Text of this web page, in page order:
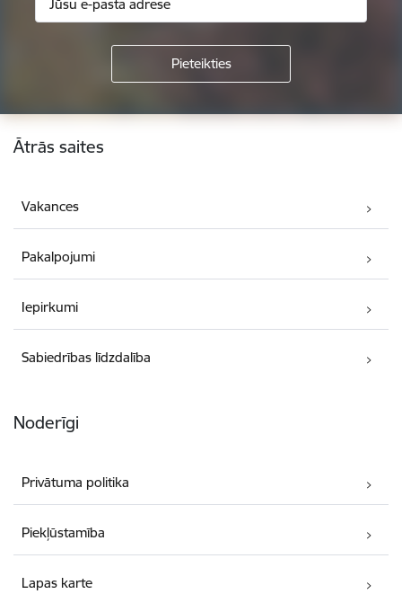
Kājene
Ātrās saites
Vakances
Pakalpojumi
Iepirkumi
Sabiedrības līdzdalība
Noderīgi
Privātuma politika
Piekļūstamība
Lapas karte